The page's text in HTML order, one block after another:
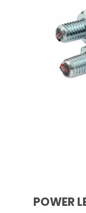
POWER